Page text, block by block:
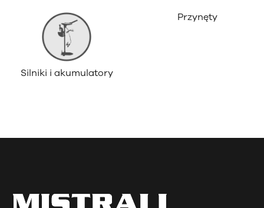
Silniki i akumulatory
Przynęty